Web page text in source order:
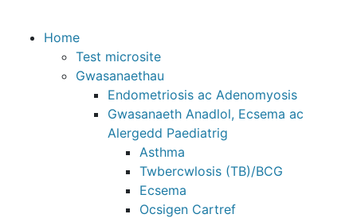
Home
Test microsite
Gwasanaethau
Endometriosis ac Adenomyosis
Gwasanaeth Anadlol, Ecsema ac
Alergedd Paediatrig
Asthma
Twbercwlosis (TB)/BCG
Ecsema
Ocsigen Cartref